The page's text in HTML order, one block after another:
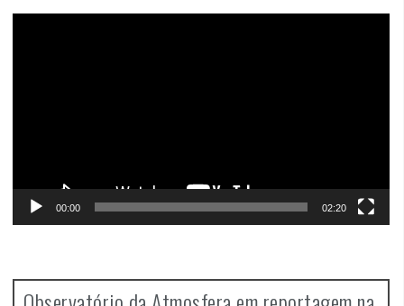
00:00 02:20